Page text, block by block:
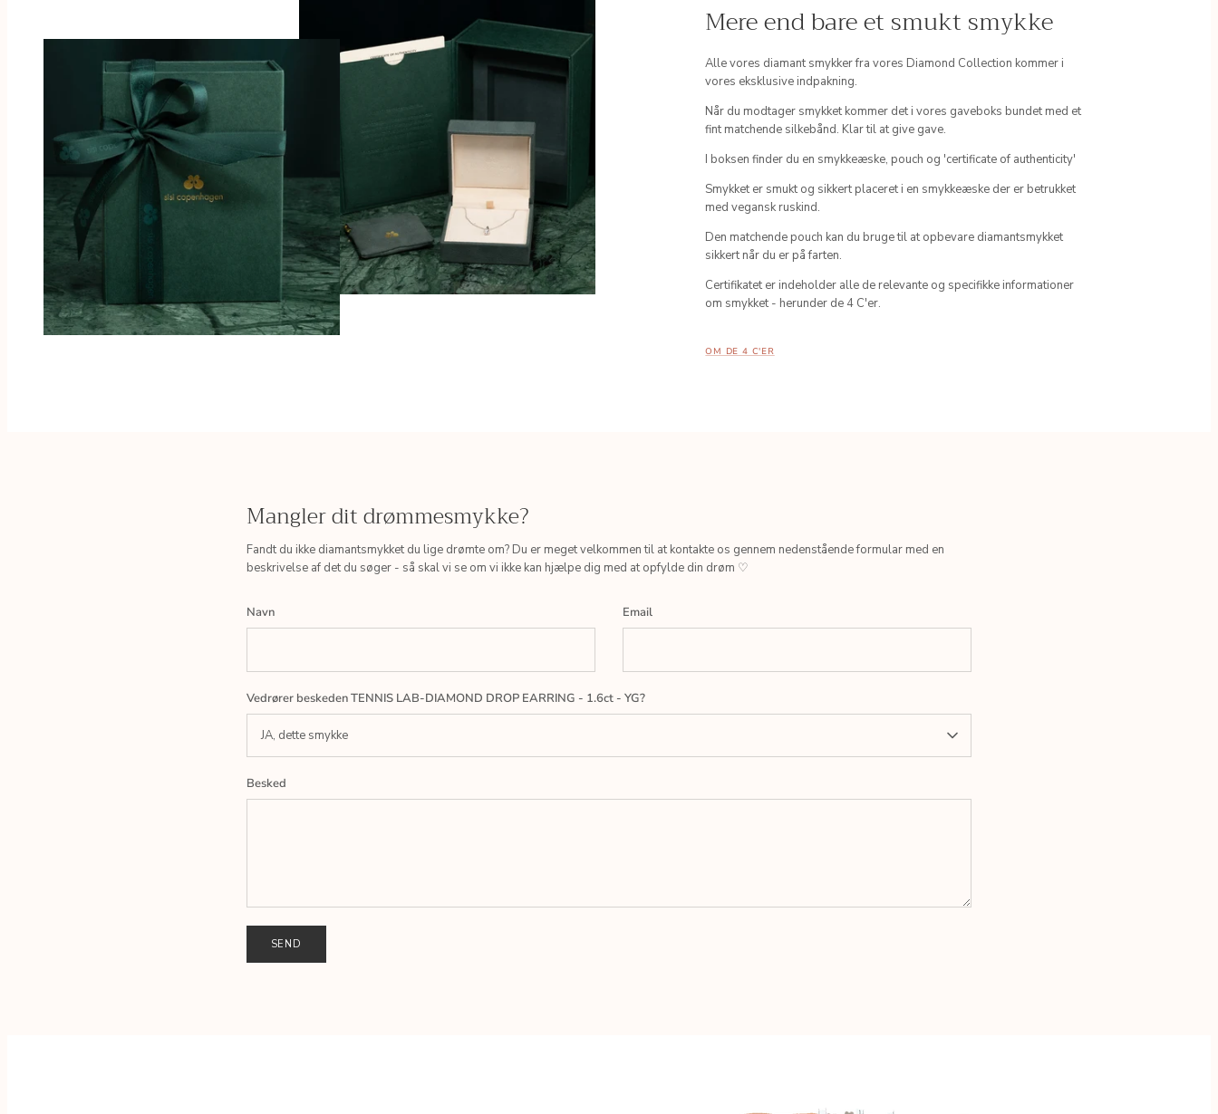
Mere end bare et smukt smykke
Alle vores diamant smykker fra vores Diamond Collection kommer i
vores eksklusive indpakning.
Når du modtager smykket kommer det i vores gaveboks bundet med et
fint matchende silkebånd. Klar til at give gave.
I boksen finder du en smykkeæske, pouch og 'certificate of authenticity'
Smykket er smukt og sikkert placeret i en smykkeæske der er betrukket
med vegansk ruskind.
Den matchende pouch kan du bruge til at opbevare diamantsmykket
sikkert når du er på farten.
Certifikatet er indeholder alle de relevante og specifikke informationer
om smykket - herunder de 4 C'er.
OM DE 4 C'ER
Mangler dit drømmesmykke?
Fandt du ikke diamantsmykket du lige drømte om? Du er meget velkommen til at kontakte os gennem nedenstående formular med en
beskrivelse af det du søger - så skal vi se om vi ikke kan hjælpe dig med at opfylde din drøm ♡
Navn Email
Vedrører beskeden TENNIS LAB-DIAMOND DROP EARRING - 1.6ct - YG?
JA, dette smykke
Besked
SEND